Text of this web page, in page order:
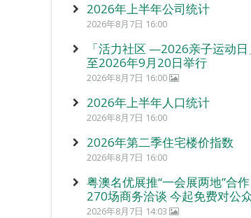
2026年上半年公司统计
2026年8月7日 16:00
「活力社区 —2026亲子运动
至2026年9月20日举行
2026年8月7日 16:00
2026年上半年人口统计
2026年8月7日 16:00
2026年第二季住宅楼价指数
2026年8月7日 16:00
粤澳名优展推“一会展两地”合
270场商务洽谈 今起免费对公
2026年8月7日 14:03